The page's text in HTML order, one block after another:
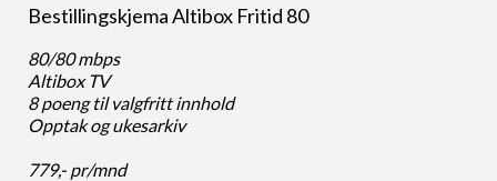
Bestillingskjema Altibox Fritid 80
80/80 mbps
Altibox TV
8 poeng til valgfritt innhold
Opptak og ukesarkiv
779,- pr/mnd